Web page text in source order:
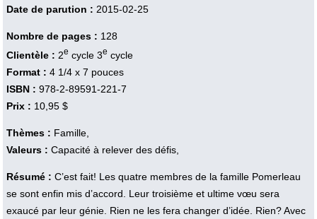
Date de parution : 2015-02-25
Nombre de pages : 128
Clientèle : 2e cycle 3e cycle
Format : 4 1/4 x 7 pouces
ISBN : 978-2-89591-221-7
Prix : 10,95 $
Thèmes : Famille,
Valeurs : Capacité à relever des défis,
Résumé : C’est fait! Les quatre membres de la famille Pomerleau
se sont enfin mis d’accord. Leur troisième et ultime vœu sera
exaucé par leur génie. Rien ne les fera changer d’idée. Rien? Avec